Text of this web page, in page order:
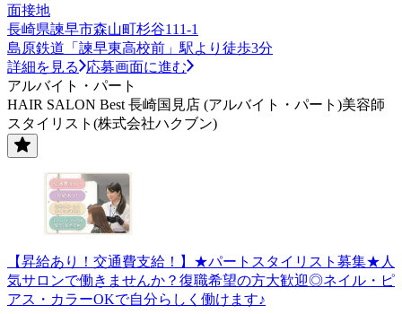
面接地
長崎県諫早市森山町杉谷111-1
島原鉄道「諫早東高校前」駅より徒歩3分
詳細を見る
応募画面に進む
アルバイト・パート
HAIR SALON Best 長崎国見店 (アルバイト・パート)美容師
スタイリスト(株式会社ハクブン)
【昇給あり！交通費支給！】★パートスタイリスト募集★人
気サロンで働きませんか？復職希望の方大歓迎◎ネイル・ピ
アス・カラーOKで自分らしく働けます♪